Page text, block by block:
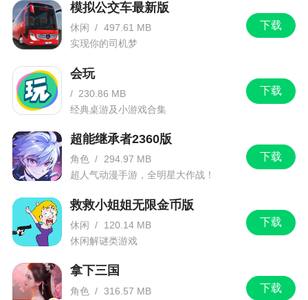
下载
模拟公交车最新版
休闲 / 497.61 MB
实现你的司机梦
下载
会玩
/ 230.86 MB
经典桌游及小游戏合集
下载
超能继承者2360版
角色 / 294.97 MB
超人气动漫手游，全明星大作战！
下载
救救小姐姐无限金币版
休闲 /
120.14 MB
休闲解谜类游戏
下载
拿下三国
角色 / 316.57 MB